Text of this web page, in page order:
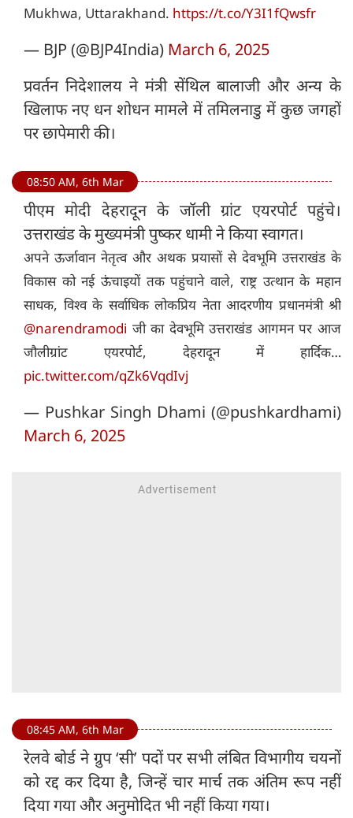
Mukhwa, Uttarakhand. https://t.co/Y3I1fQwsfr
— BJP (@BJP4India) March 6, 2025
प्रवर्तन निदेशालय ने मंत्री सेंथिल बालाजी और अन्य के
खिलाफ नए धन शोधन मामले में तमिलनाडु में कुछ जगहों
पर छापेमारी की।
08:50 AM, 6th Mar
पीएम मोदी देहरादून के जॉली ग्रांट एयरपोर्ट पहुंचे।
उत्तराखंड के मुख्‍यमंत्री पुष्कर धामी ने किया स्वागत।
अपने ऊर्जावान नेतृत्व और अथक प्रयासों से देवभूमि उत्तराखंड के
विकास को नई ऊंचाइयों तक पहुंचाने वाले, राष्ट्र उत्थान के महान
साधक, विश्व के सर्वाधिक लोकप्रिय नेता आदरणीय प्रधानमंत्री श्री
@narendramodi जी का देवभूमि उत्तराखंड आगमन पर आज
जौलीग्रांट एयरपोर्ट, देहरादून में हार्दिक…
pic.twitter.com/qZk6VqdIvj
— Pushkar Singh Dhami (@pushkardhami)
March 6, 2025
08:45 AM, 6th Mar
रेलवे बोर्ड ने ग्रुप ‘सी’ पदों पर सभी लंबित विभागीय चयनों
को रद्द कर दिया है, जिन्हें चार मार्च तक अंतिम रूप नहीं
दिया गया और अनुमोदित भी नहीं किया गया।